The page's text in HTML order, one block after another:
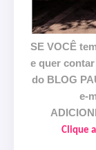
SE VOCÊ
e quer
do BLOG
e-
Clique